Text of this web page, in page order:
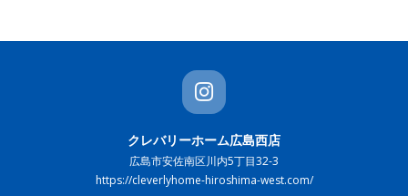
クレバリーホーム広島西店
広島市安佐南区川内5丁目32-3
https://cleverlyhome-hiroshima-west.com/